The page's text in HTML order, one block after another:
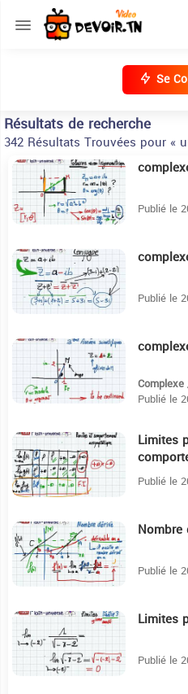
Se
Résultats de recherche
342 Résultats Trouvées pour «
11:44
Publié le
10:23
Publié le
Publié le
12:59 Limites
Publié le
11:16 Nombre
Publié le
9:25 Limites
Publié le